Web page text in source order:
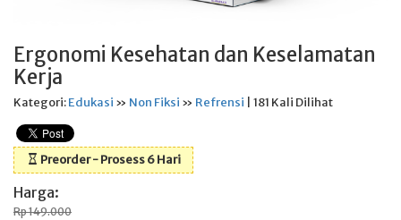
Ergonomi Kesehatan dan Keselamatan
Kerja
Kategori:Edukasi » Non Fiksi » Refrensi | 181 Kali Dilihat
Preorder - Prosess 6 Hari
Harga:
Rp 149.000